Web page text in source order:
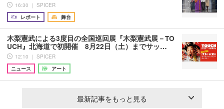
16:30 ｜ SPICER
レポート
舞台
木梨憲武による3度目の全国巡回展『木梨憲武展－TO
UCH』北海道で初開催 8月22日（土）までサッ…
12:10 ｜ SPICER
ニュース
アート
最新記事をもっと見る